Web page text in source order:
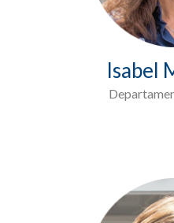
Isabel